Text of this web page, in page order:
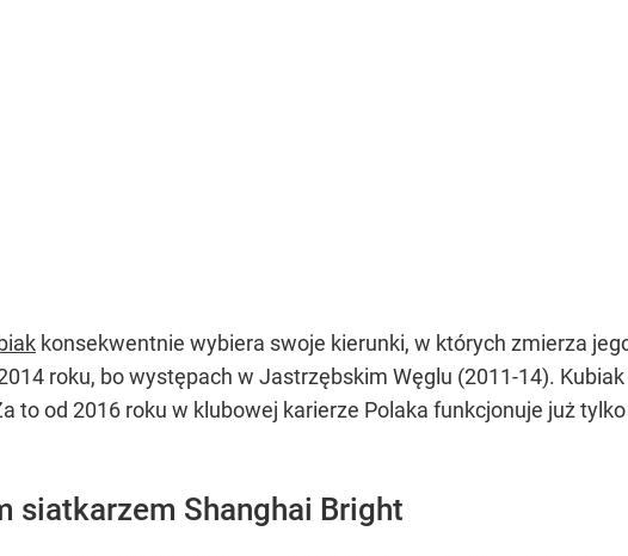
konsekwentnie wybiera swoje kierunki, w których zmierza
roku, bo występach w Jastrzębskim Węglu (2011-14).
to od 2016 roku w klubowej karierze Polaka funkcjonuje już
siatkarzem Shanghai Bright